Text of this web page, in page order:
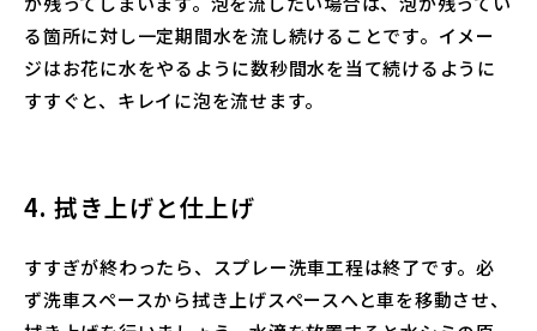
る箇所に対し一定期間水を流し続けることです。イメー
ジはお花に水をやるように数秒間水を当て続けるように
すすぐと、キレイに泡を流せます。
4. 拭き上げと仕上げ
すすぎが終わったら、スプレー洗車工程は終了です。必
ず洗車スペースから拭き上げスペースへと車を移動させ、